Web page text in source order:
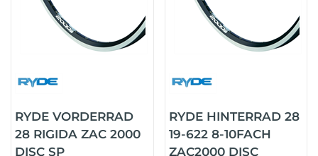
RYDE VORDERRAD
28 RIGIDA ZAC 2000
DISC SP
RYDE HINTERRAD 28
19-622 8-10FACH
ZAC2000 DISC